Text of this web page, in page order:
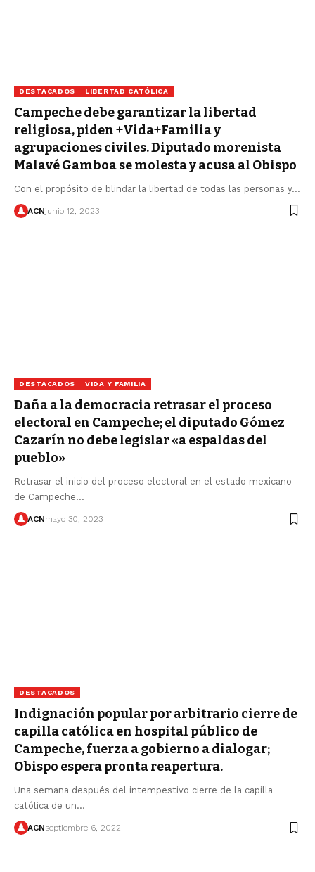
DESTACADOS LIBERTAD CATÓLICA
Campeche debe garantizar la libertad
religiosa, piden +Vida+Familia y
agrupaciones civiles. Diputado morenista
Malavé Gamboa se molesta y acusa al Obispo
Con el propósito de blindar la libertad de todas las personas y…
ACNjunio 12, 2023
DESTACADOS VIDA Y FAMILIA
Daña a la democracia retrasar el proceso
electoral en Campeche; el diputado Gómez
Cazarín no debe legislar «a espaldas del
pueblo»
Retrasar el inicio del proceso electoral en el estado mexicano
de Campeche…
ACNmayo 30, 2023
DESTACADOS
Indignación popular por arbitrario cierre de
capilla católica en hospital público de
Campeche, fuerza a gobierno a dialogar;
Obispo espera pronta reapertura.
Una semana después del intempestivo cierre de la capilla
católica de un…
ACNseptiembre 6, 2022